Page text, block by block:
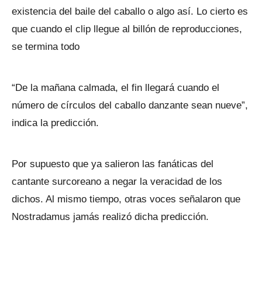
existencia del baile del caballo o algo así. Lo cierto es
que cuando el clip llegue al billón de reproducciones,
se termina todo
“De la mañana calmada, el fin llegará cuando el
número de círculos del caballo danzante sean nueve”,
indica la predicción.
Por supuesto que ya salieron las fanáticas del
cantante surcoreano a negar la veracidad de los
dichos. Al mismo tiempo, otras voces señalaron que
Nostradamus jamás realizó dicha predicción.